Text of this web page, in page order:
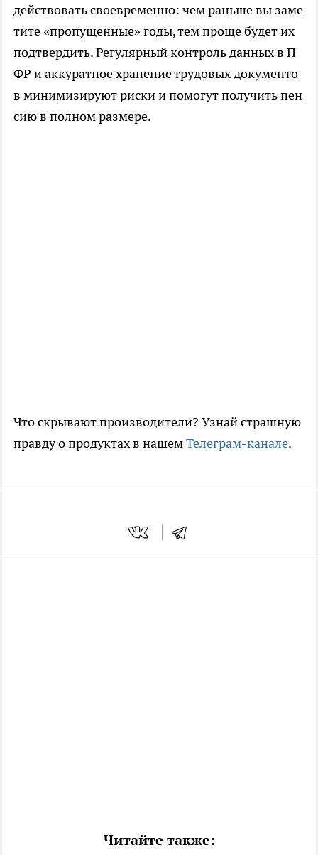
действовать своевременно: чем раньше вы заме
тите «пропущенные» годы, тем проще будет их
подтвердить. Регулярный контроль данных в П
ФР и аккуратное хранение трудовых документо
в минимизируют риски и помогут получить пен
сию в полном размере.
Что скрывают производители? Узнай страшную
правду о продуктах в нашемТелеграм-канале.
Читайте также: